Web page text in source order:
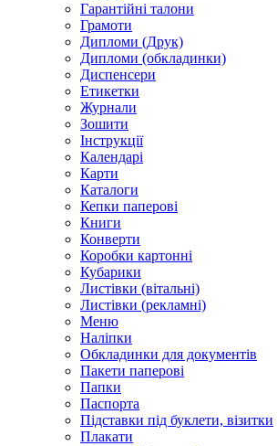
Гарантійні талони
Грамоти
Дипломи (Друк)
Дипломи (обкладинки)
Диспенсери
Етикетки
Журнали
Зошити
Інструкції
Календарі
Карти
Каталоги
Кепки паперові
Книги
Конверти
Коробки картонні
Кубарики
Листівки (вітальні)
Листівки (рекламні)
Меню
Наліпки
Обкладинки для документів
Пакети паперові
Папки
Паспорта
Підставки під буклети, візитки
Плакати